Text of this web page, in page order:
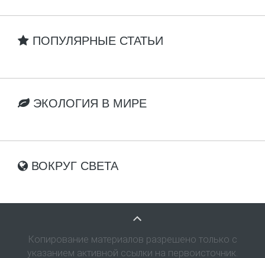
ПОПУЛЯРНЫЕ СТАТЬИ
ЭКОЛОГИЯ В МИРЕ
ВОКРУГ СВЕТА
Копирование материалов разрешено только с
указанием активной ссылки на первоисточник.